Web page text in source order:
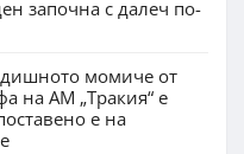
започна с далеч по-
момиче от
на АМ „Тракия“ е
е на